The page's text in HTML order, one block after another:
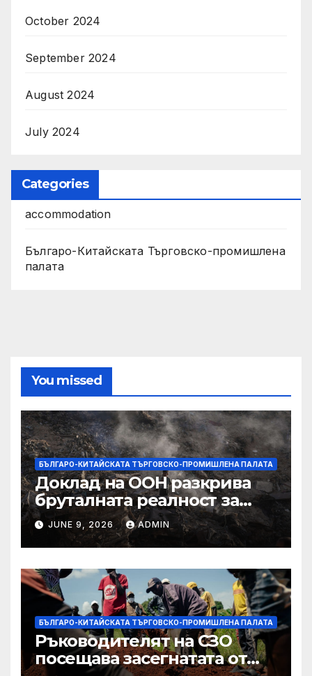
October 2024
September 2024
August 2024
July 2024
Categories
accommodation
Българо-Китайската Търговско-промишлена
палата
You missed
БЪЛГАРО-КИТАЙСКАТА ТЪРГОВСКО-ПРОМИШЛЕНА ПАЛАТА
Доклад на ООН разкрива
бруталната реалност за
палестинците в Газа,
Западния бряг
JUNE 9, 2026 ADMIN
БЪЛГАРО-КИТАЙСКАТА ТЪРГОВСКО-ПРОМИШЛЕНА ПАЛАТА
Ръководителят на СЗО
посещава засегнатата от